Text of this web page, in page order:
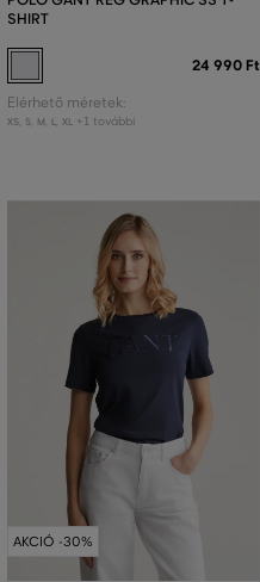
SHIRT
24 990 Ft
Elérhető méretek:
XS, S, M L XL +1 további
AKCIÓ -30%